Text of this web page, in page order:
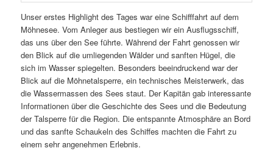
Unser erstes Highlight des Tages war eine Schifffahrt auf dem
Möhnesee. Vom Anleger aus bestiegen wir ein Ausflugsschiff,
das uns über den See führte. Während der Fahrt genossen wir
den Blick auf die umliegenden Wälder und sanften Hügel, die
sich im Wasser spiegelten. Besonders beeindruckend war der
Blick auf die Möhnetalsperre, ein technisches Meisterwerk, das
die Wassermassen des Sees staut. Der Kapitän gab interessante
Informationen über die Geschichte des Sees und die Bedeutung
der Talsperre für die Region. Die entspannte Atmosphäre an Bord
und das sanfte Schaukeln des Schiffes machten die Fahrt zu
einem sehr angenehmen Erlebnis.